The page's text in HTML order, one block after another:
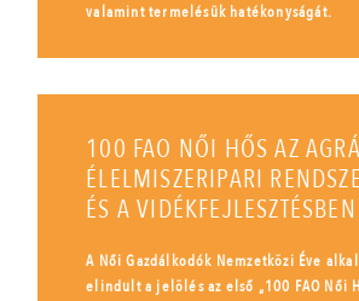
valamint termelésük hatékonyságát.
100 FAO NŐI HŐS AZ
ÉLELMISZERIPARI
ÉS A VIDÉKFEJLESZTÉSBEN
A Női Gazdálkodók Nemzetközi Éve
elindult a jelölés az első „100 FAO Női